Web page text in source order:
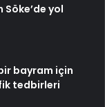
Söke’de yol
bayram için
tedbirleri